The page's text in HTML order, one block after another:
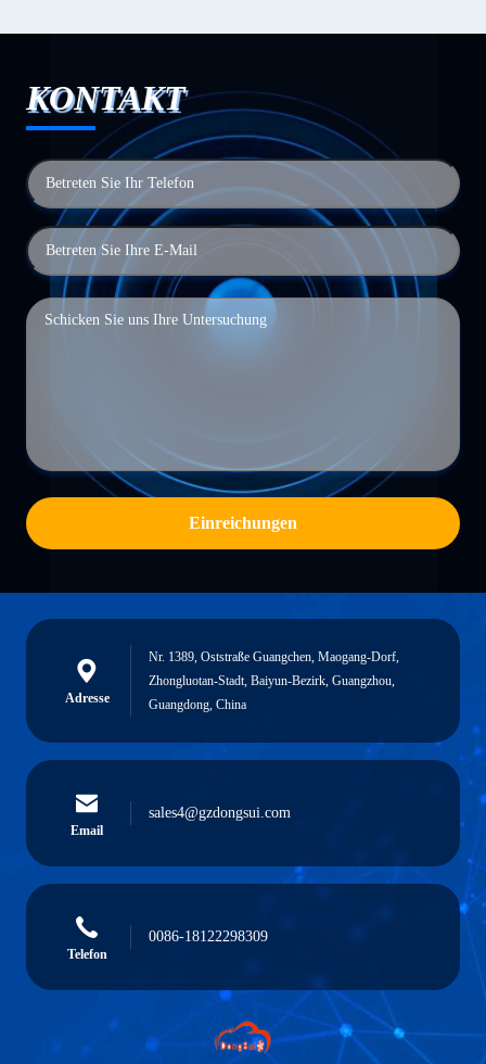
KONTAKT
Einreichungen
Adresse
Nr. 1389, Oststraße Guangchen, Maogang-Dorf,
Zhongluotan-Stadt, Baiyun-Bezirk, Guangzhou,
Guangdong, China
Email
sales4@gzdongsui.com
Telefon
0086-18122298309